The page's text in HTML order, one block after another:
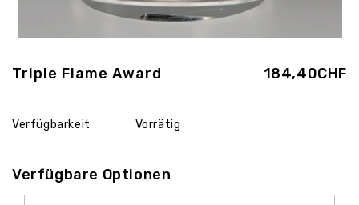
184,40CHF
Triple Flame Award
Verfügbarkeit Vorrätig
Verfügbare Optionen